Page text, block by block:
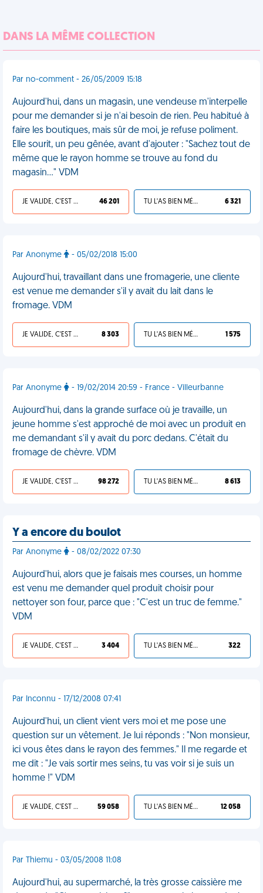
DANS LA MÊME COLLECTION
Par no-comment - 26/05/2009 15:18
Aujourd'hui, dans un magasin, une vendeuse m'interpelle
pour me demander si je n'ai besoin de rien. Peu habitué à
faire les boutiques, mais sûr de moi, je refuse poliment.
Elle sourit, un peu gênée, avant d'ajouter : "Sachez tout de
même que le rayon homme se trouve au fond du
magasin..." VDM
JE VALIDE, C'EST UNE VDM 46 201 TU L'AS BIEN MÉRITÉ 6 321
Par Anonyme - 05/02/2018 15:00
Aujourd'hui, travaillant dans une fromagerie, une cliente
est venue me demander s'il y avait du lait dans le
fromage. VDM
JE VALIDE, C'EST UNE VDM 8 303 TU L'AS BIEN MÉRITÉ 1 575
Par Anonyme - 19/02/2014 20:59 - France - Villeurbanne
Aujourd'hui, dans la grande surface où je travaille, un
jeune homme s'est approché de moi avec un produit en
me demandant s'il y avait du porc dedans. C'était du
fromage de chèvre. VDM
JE VALIDE, C'EST UNE VDM 98 272 TU L'AS BIEN MÉRITÉ 8 613
Y a encore du boulot
Par Anonyme - 08/02/2022 07:30
Aujourd'hui, alors que je faisais mes courses, un homme
est venu me demander quel produit choisir pour
nettoyer son four, parce que : "C'est un truc de femme."
VDM
JE VALIDE, C'EST UNE VDM 3 404 TU L'AS BIEN MÉRITÉ 322
Par Inconnu - 17/12/2008 07:41
Aujourd'hui, un client vient vers moi et me pose une
question sur un vêtement. Je lui réponds : "Non monsieur,
ici vous êtes dans le rayon des femmes." Il me regarde et
me dit : "Je vais sortir mes seins, tu vas voir si je suis un
homme !" VDM
JE VALIDE, C'EST UNE VDM 59 058 TU L'AS BIEN MÉRITÉ 12 058
Par Thiemu - 03/05/2008 11:08
Aujourd'hui, au supermarché, la très grosse caissière me